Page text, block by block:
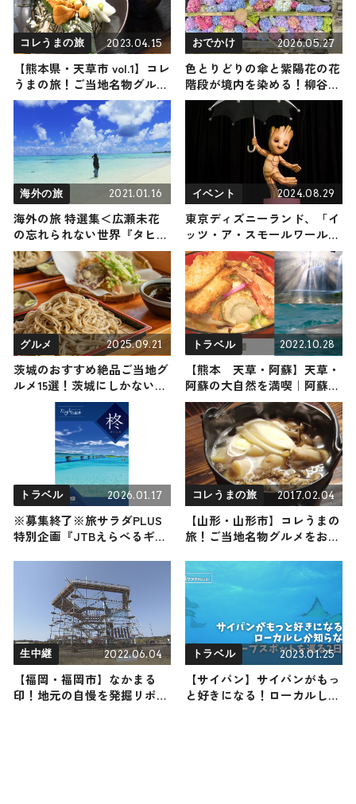
コレうまの旅 2023.04.15
【熊本県・天草市 vol.1】コレ
うまの旅！ご当地名物グルメ
をお届け
おでかけ 2026.05.27
色とりどりの傘と紫陽花の花
階段が境内を染める！柳谷観
音「あじさいウィーク2026」
が6/1〜開催！大河ドラマゆ
かりの秘宝＆上書院特別公開
も / 京都府長岡京市
海外の旅 2021.01.16
海外の旅 特選集＜広瀬未花
の忘れられない世界『タヒ
チ・イタリア編』＞
イベント 2024.08.29
東京ディズニーランド、「イ
ッツ・ア・スモールワールド
withグルート」2025年1月15日
より開始 マーベルのキャラ
クター初登場
グルメ 2025.09.21
茨城のおすすめ絶品ご当地グ
ルメ15選！茨城にしかない名
物から人気の名店16選も紹介
トラベル 2022.10.28
【熊本 天草・阿蘇】天草・
阿蘇の大自然を満喫｜阿蘇の
人気スポットに感激
トラベル 2026.01.17
※募集終了※旅サラダPLUS
特別企画『JTBえらべるギフ
コレうまの旅 2017.02.04
【山形・山形市】コレうまの
旅！ご当地名物グルメをお届
生中継 2022.06.04
【福岡・福岡市】なかまる
印！地元の自慢を発掘リポー
トラベル 2023.01.25
【サイパン】サイパンがもっ
と好きになる！ローカルしか